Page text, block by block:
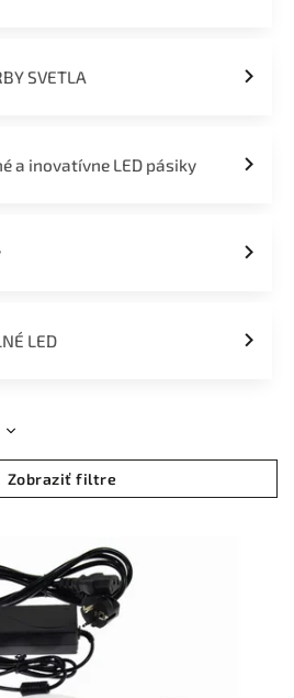
SVETLA
a inovatívne LED pásiky
LED